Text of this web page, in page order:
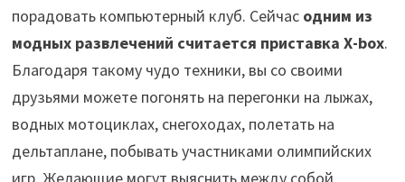
порадовать компьютерный клуб. Сейчас одним из
модных развлечений считается приставка Х-box.
Благодаря такому чудо техники, вы со своими
друзьями можете погонять на перегонки на лыжах,
водных мотоциклах, снегоходах, полетать на
дельтаплане, побывать участниками олимпийских
игр. Желающие могут выяснить между собой